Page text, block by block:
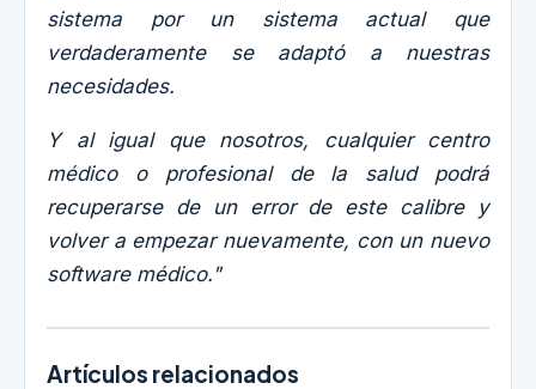
sistema por un sistema actual que
verdaderamente se adaptó a nuestras
necesidades.
Y al igual que nosotros, cualquier centro
médico o profesional de la salud podrá
recuperarse de un error de este calibre y
volver a empezar nuevamente, con un nuevo
software médico."
Artículos relacionados